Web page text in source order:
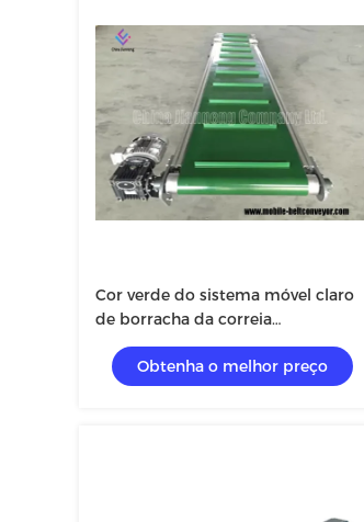
Cor verde do sistema móvel claro
de borracha da correia
transportadora do dever para a
agricultura
Obtenha o melhor preço